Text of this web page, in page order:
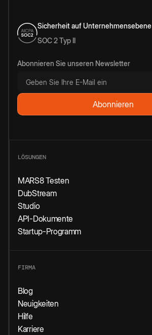
Sicherheit auf Unternehmensebene
SOC 2 Typ II
Abonnieren Sie unseren Newsletter
LÖSUNGEN
MARS8 Testen
DubStream
Studio
API-Dokumente
Startup-Programm
FIRMA
Blog
Neuigkeiten
Hilfe
Karriere